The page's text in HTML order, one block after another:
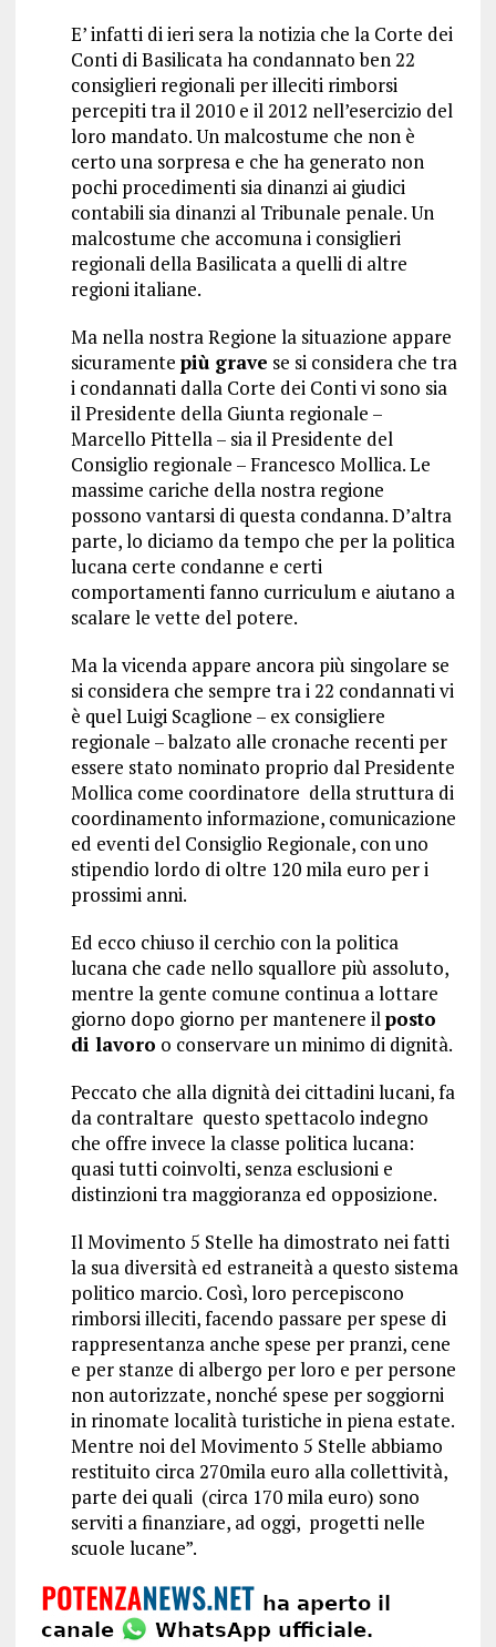
E’ infatti di ieri sera la notizia che la Corte dei
Conti di Basilicata ha condannato ben 22
consiglieri regionali per illeciti rimborsi
percepiti tra il 2010 e il 2012 nell’esercizio del
loro mandato. Un malcostume che non è
certo una sorpresa e che ha generato non
pochi procedimenti sia dinanzi ai giudici
contabili sia dinanzi al Tribunale penale. Un
malcostume che accomuna i consiglieri
regionali della Basilicata a quelli di altre
regioni italiane.
Ma nella nostra Regione la situazione appare
sicuramente più grave se si considera che tra
i condannati dalla Corte dei Conti vi sono sia
il Presidente della Giunta regionale –
Marcello Pittella – sia il Presidente del
Consiglio regionale – Francesco Mollica. Le
massime cariche della nostra regione
possono vantarsi di questa condanna. D’altra
parte, lo diciamo da tempo che per la politica
lucana certe condanne e certi
comportamenti fanno curriculum e aiutano a
scalare le vette del potere.
Ma la vicenda appare ancora più singolare se
si considera che sempre tra i 22 condannati vi
è quel Luigi Scaglione – ex consigliere
regionale – balzato alle cronache recenti per
essere stato nominato proprio dal Presidente
Mollica come coordinatore della struttura di
coordinamento informazione, comunicazione
ed eventi del Consiglio Regionale, con uno
stipendio lordo di oltre 120 mila euro per i
prossimi anni.
Ed ecco chiuso il cerchio con la politica
lucana che cade nello squallore più assoluto,
mentre la gente comune continua a lottare
giorno dopo giorno per mantenere ilposto
di lavoro o conservare un minimo di dignità.
Peccato che alla dignità dei cittadini lucani, fa
da contraltare questo spettacolo indegno
che offre invece la classe politica lucana:
quasi tutti coinvolti, senza esclusioni e
distinzioni tra maggioranza ed opposizione.
Il Movimento 5 Stelle ha dimostrato nei fatti
la sua diversità ed estraneità a questo sistema
politico marcio. Così, loro percepiscono
rimborsi illeciti, facendo passare per spese di
rappresentanza anche spese per pranzi, cene
e per stanze di albergo per loro e per persone
non autorizzate, nonché spese per soggiorni
in rinomate località turistiche in piena estate.
Mentre noi del Movimento 5 Stelle abbiamo
restituito circa 270mila euro alla collettività,
parte dei quali (circa 170 mila euro) sono
serviti a finanziare, ad oggi, progetti nelle
scuole lucane”.